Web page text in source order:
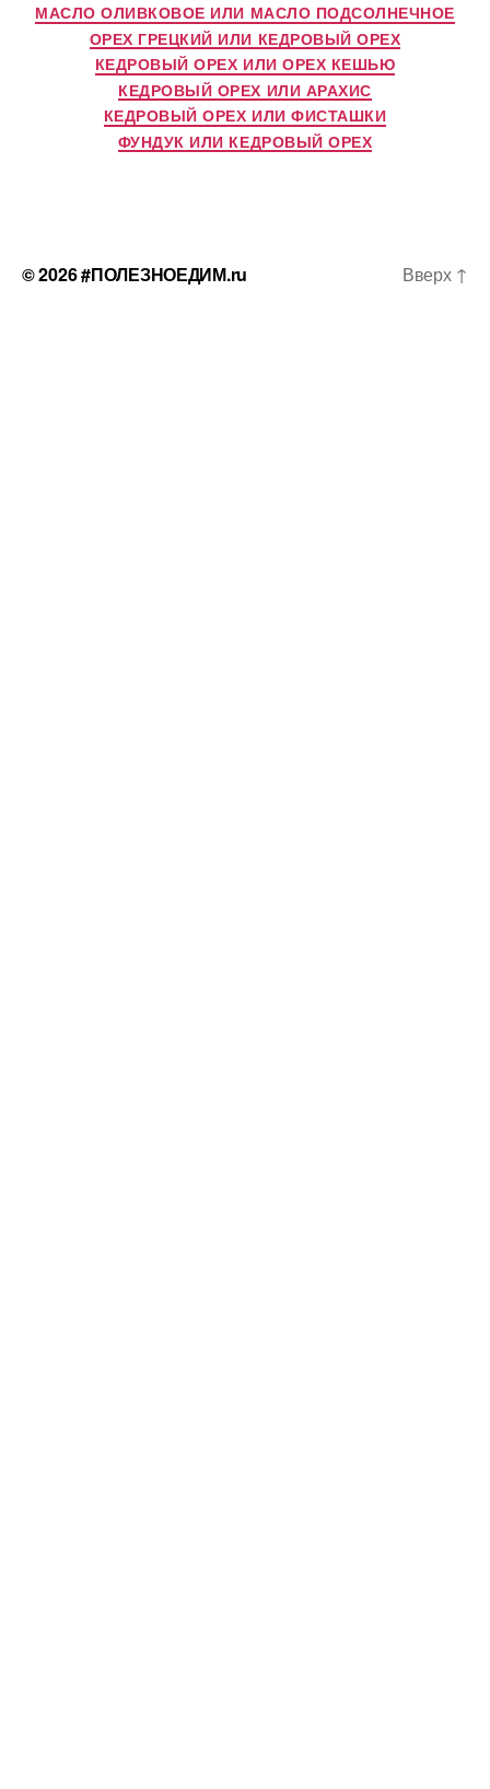
МАСЛО ОЛИВКОВОЕ ИЛИ МАСЛО ПОДСОЛНЕЧНОЕ
ОРЕХ ГРЕЦКИЙ ИЛИ КЕДРОВЫЙ ОРЕХ
КЕДРОВЫЙ ОРЕХ ИЛИ ОРЕХ КЕШЬЮ
КЕДРОВЫЙ ОРЕХ ИЛИ АРАХИС
КЕДРОВЫЙ ОРЕХ ИЛИ ФИСТАШКИ
ФУНДУК ИЛИ КЕДРОВЫЙ ОРЕХ
© 2026#ПОЛЕЗНОЕДИМ.ru Вверх ↑